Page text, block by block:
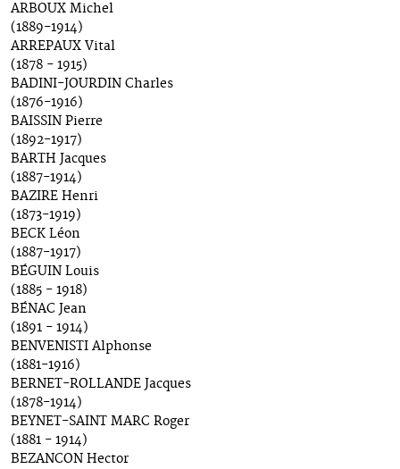
ARBOUX Michel
(1889-1914)
ARREPAUX Vital
(1878 - 1915)
BADINI-JOURDIN Charles
(1876-1916)
BAISSIN Pierre
(1892-1917)
BARTH Jacques
(1887-1914)
BAZIRE Henri
(1873-1919)
BECK Léon
(1887-1917)
BÉGUIN Louis
(1885 - 1918)
BÉNAC Jean
(1891 - 1914)
BENVENISTI Alphonse
(1881-1916)
BERNET-ROLLANDE Jacques
(1878-1914)
BEYNET-SAINT MARC Roger
(1881 - 1914)
BEZANCON Hector